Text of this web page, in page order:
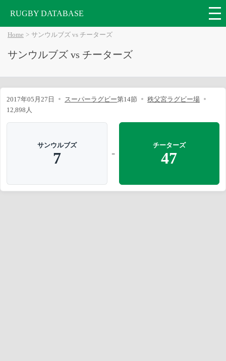
RUGBY DATABASE
Home サンウルブズ vs チーターズ
サンウルブズ vs チーターズ
2017年05月27日 スーパーラグビー第14節
秩父宮ラグビー場
12,898人
サンウルブズ
7 -
チーターズ
47